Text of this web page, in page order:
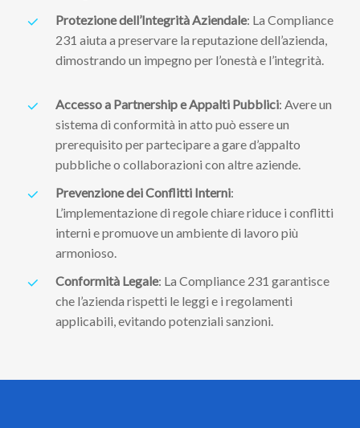
Protezione dell’Integrità Aziendale: La Compliance
231 aiuta a preservare la reputazione dell’azienda,
dimostrando un impegno per l’onestà e l’integrità.
Accesso a Partnership e Appalti Pubblici: Avere un
sistema di conformità in atto può essere un
prerequisito per partecipare a gare d’appalto
pubbliche o collaborazioni con altre aziende.
Prevenzione dei Conflitti Interni:
L’implementazione di regole chiare riduce i conflitti
interni e promuove un ambiente di lavoro più
armonioso.
Conformità Legale: La Compliance 231 garantisce
che l’azienda rispetti le leggi e i regolamenti
applicabili, evitando potenziali sanzioni.